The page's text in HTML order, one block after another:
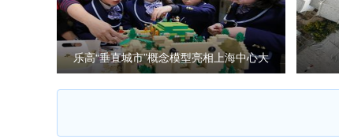
乐高“垂直城市”概念模型亮相上海中心大